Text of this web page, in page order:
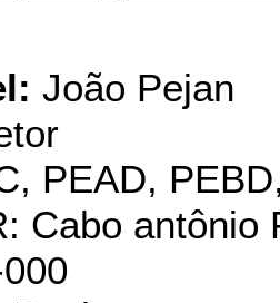
João Pejan
PEAD,
Cabo antônio